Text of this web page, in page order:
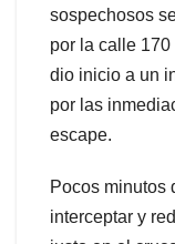
sospechosos
por la calle
dio inicio a un
por las
escape.
Pocos minutos
interceptar y